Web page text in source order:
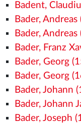
Badent,
Bader, Andreas
Bader, Andreas
Bader, Franz
Bader, Georg
Bader, Georg
Bader, Johann
Bader, Johann
Bader, Joseph